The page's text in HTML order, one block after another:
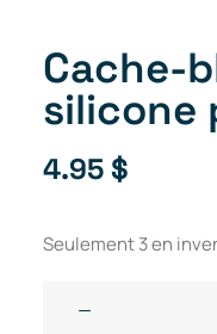
Cache-
silicone
4.95$
Seulement 3 en